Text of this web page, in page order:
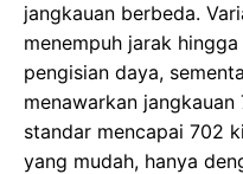
jangkauan berbeda.
menempuh jarak
pengisian daya,
menawarkan
standar mencapai 702
yang mudah, hanya